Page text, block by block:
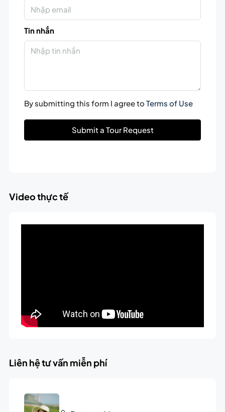
Tin nhắn
By submitting this form I agree to Terms of Use
Submit a Tour Request
Video thực tế
Liên hệ tư vấn miễn phí